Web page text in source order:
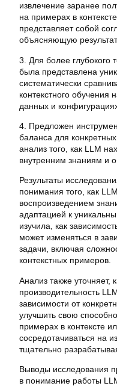
извлечение заранее
на примерах в
представляет собой
объясняющую
3. Для более глубокого
была представлена
систематически
контекстного обучения
данных и
4. Предложен
баланса для
анализ того, как LLM
внутренним знаниям и
Результаты
понимания того, как
воспроизведением
адаптацией к
изучила, как
может изменяться в
задачи, включая
контекстных примеров.
Анализ также уточняет,
производительность
зависимости от
улучшить свою
примерах в контексте
сосредотачиваться на
тщательно
Выводы исследования
в понимание работы